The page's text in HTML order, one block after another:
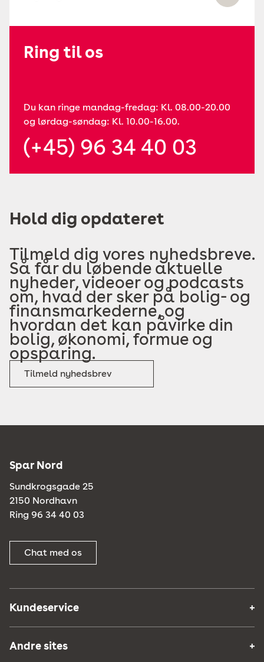
Ring til os
Du kan ringe mandag-fredag: Kl. 08.00-20.00
og lørdag-søndag: Kl. 10.00-16.00.
(+45) 96 34 40 03
Hold dig opdateret
Tilmeld dig vores nyhedsbreve.
Så får du løbende aktuelle
nyheder, videoer og podcasts
om, hvad der sker på bolig- og
finansmarkederne, og
hvordan det kan påvirke din
bolig, økonomi, formue og
opsparing.
Tilmeld nyhedsbrev
Spar Nord
Sundkrogsgade 25
2150 Nordhavn
Ring 96 34 40 03
Chat med os
Kundeservice
Andre sites